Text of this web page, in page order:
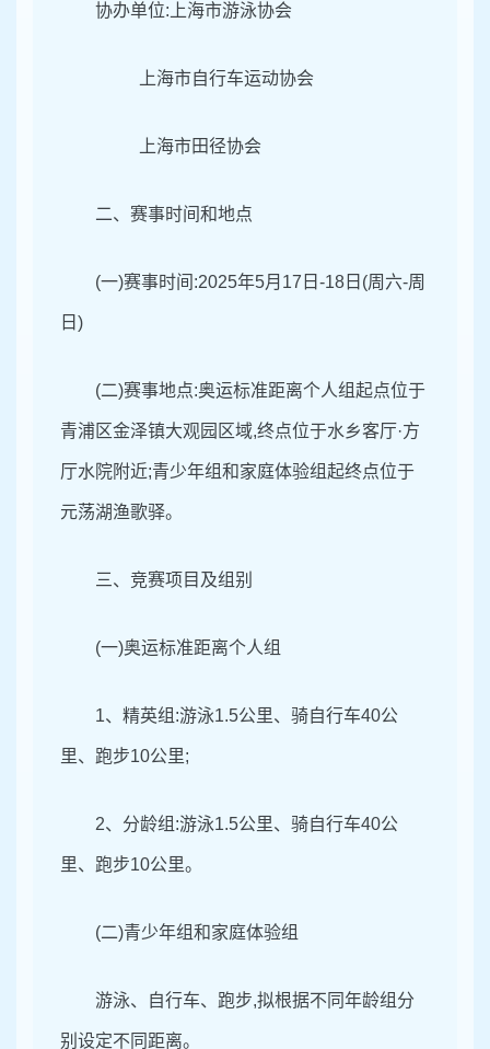
协办单位:上海市游泳协会
上海市自行车运动协会
上海市田径协会
二、赛事时间和地点
(一)赛事时间:2025年5月17日-18日(周六-周
日)
(二)赛事地点:奥运标准距离个人组起点位于
青浦区金泽镇大观园区域,终点位于水乡客厅·方
厅水院附近;青少年组和家庭体验组起终点位于
元荡湖渔歌驿。
三、竞赛项目及组别
(一)奥运标准距离个人组
1、精英组:游泳1.5公里、骑自行车40公
里、跑步10公里;
2、分龄组:游泳1.5公里、骑自行车40公
里、跑步10公里。
(二)青少年组和家庭体验组
游泳、自行车、跑步,拟根据不同年龄组分
别设定不同距离。